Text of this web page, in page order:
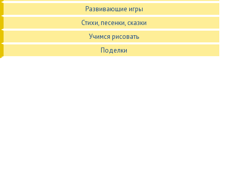
Развивающие игры
Стихи, песенки, сказки
Учимся рисовать
Поделки